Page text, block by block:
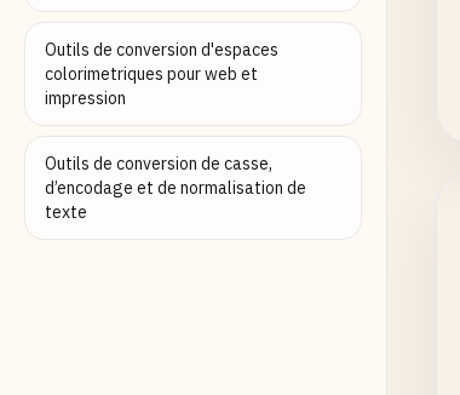
Outils de conversion d'espaces
colorimetriques pour web et
impression
Outils de conversion de casse,
d’encodage et de normalisation de
texte